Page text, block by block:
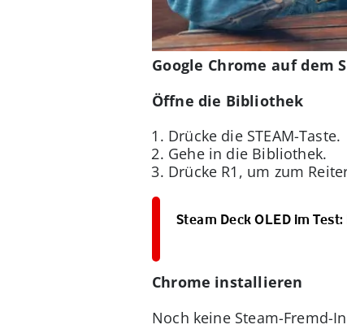
Google Chrome auf dem
Öffne die Bibliothek
Drücke die STEAM-Taste.
Gehe in die Bibliothek.
Drücke R1, um zum
Steam Deck OLED im
Chrome installieren
Noch keine Steam-Fremd-